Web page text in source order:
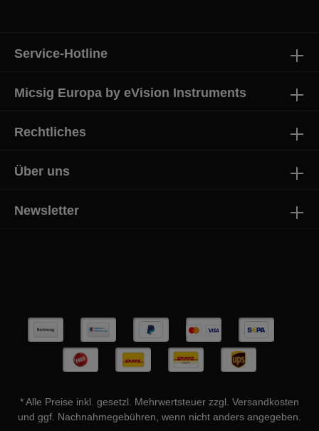
Newsletter
Service-Hotline
Micsig Europa by eVision Instruments
Rechtliches
Über uns
* Alle Preise inkl. gesetzl. Mehrwertsteuer zzgl. Versandkosten
und ggf. Nachnahmegebühren, wenn nicht anders angegeben.